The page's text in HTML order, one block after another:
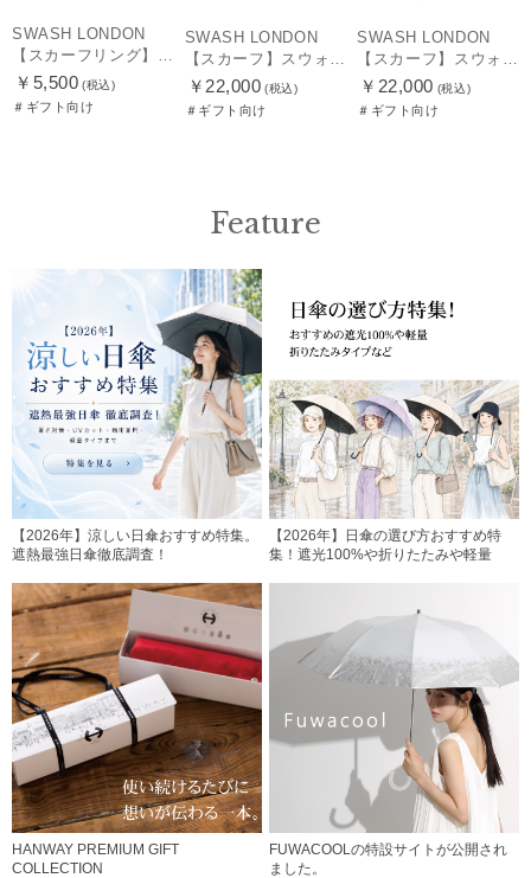
SWASH LONDON
￥5,500 (税込)
＃ギフト向け
SWASH LONDON
￥22,000 (税込)
＃ギフト向け
SWASH LONDON
￥22,000 (税込)
＃ギフト向け
Feature
【2026年】涼しい日傘おすすめ特集。
遮熱最強日傘徹底調査！
【2026年】日傘の選び方おすすめ特
集！遮光100%や折りたたみや軽量
HANWAY PREMIUM GIFT
COLLECTION
FUWACOOLの特設サイトが公開され
ました。